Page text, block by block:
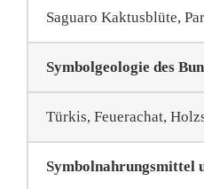
Saguaro Kaktusblüte,
Symbolgeologie des
Türkis, Feuerachat,
Symbolnahrungsmittel